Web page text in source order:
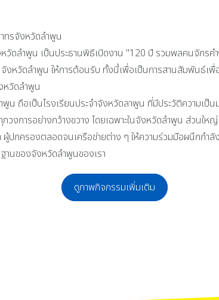
ทรจังหวัดลำพูน
ลำพูน เป็นประธานพิธีเปิดงาน "120 ปี รวมพลคนจักรค
หวัดลำพูน ให้การต้อนรับ ทั้งนี้เพื่อเป็นการสานสัมพันธ์เ
หวัดลำพูน
ถือเป็นโรงเรียนประจำจังหวัดลาพูน ที่มีประวัติความเป็
การอย่างกว้างขวาง โดยเฉพาะในจังหวัดลำพูน ส่วนใ
กครองตลอดจนเครือข่ายต่าง ๆ ให้ความร่วมมือผนึกกำ
นของจังหวัดลำพูนของเรา
ดูภาพกิจกรรมเพิ่มเติม
รงการ Digi Camp จัดโดยกองทุนพัฒนาสื่อปลอดภัยและสร้างสรรค์
ลำพูน จัดการประชุมเครือข่ายผู้ปกครองนักเรียนทุกระดับชั้น ปร